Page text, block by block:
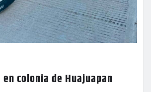
en colonia de Huajuapan